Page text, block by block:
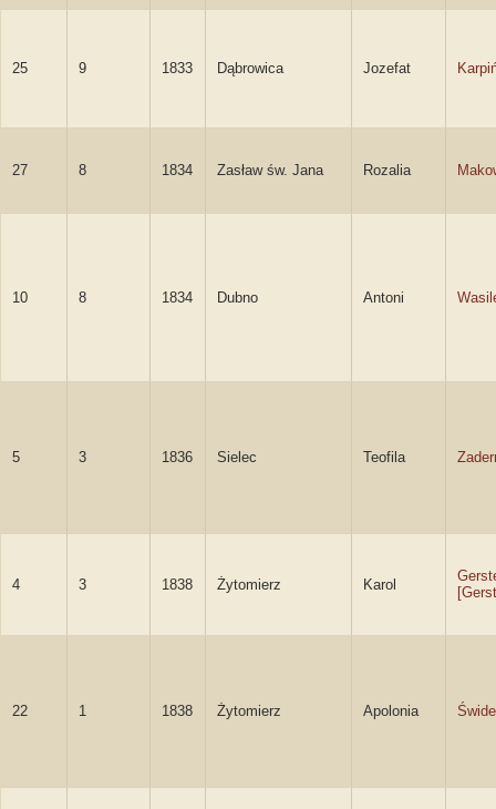
25 9 1833 Dąbrowica Jozefat
27 8 1834 Zasław św. Jana Rozalia
10 8 1834 Dubno Antoni
5 3 1836 Sielec Teofila
4 3 1838 Żytomierz Karol
22 1 1838 Żytomierz Apolonia